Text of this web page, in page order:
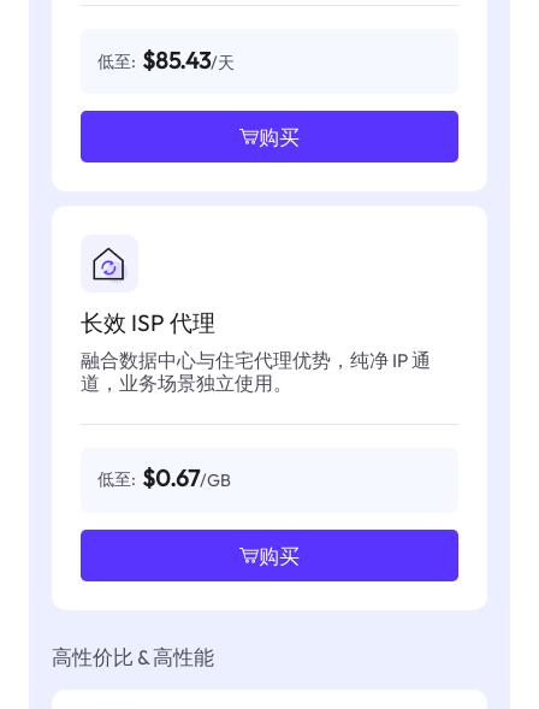
低至: $85.43/天
购买
长效 ISP 代理
融合数据中心与住宅代理优势，纯净 IP 通
道，业务场景独立使用。
低至: $0.67/GB
购买
高性价比 & 高性能